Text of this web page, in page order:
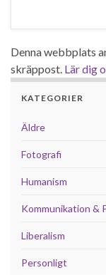
Denna webbplats
skräppost. Lär dig
KATEGORIER
Äldre
Fotografi
Humanism
Kommunikation &
Liberalism
Personligt